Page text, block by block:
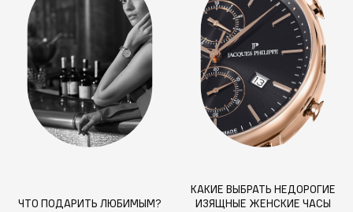
ЧТО ПОДАРИТЬ ЛЮБИМЫМ?
КАКИЕ ВЫБРАТЬ НЕДОРОГИЕ
ИЗЯЩНЫЕ ЖЕНСКИЕ ЧАСЫ